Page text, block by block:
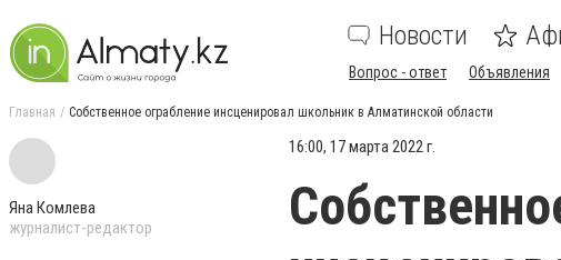
Новости
Вопрос - ответ Объявления
Главная Собственное ограбление инсценировал школьник в Алматинской области
Яна Комлева
журналист-редактор
16:00, 17 марта 2022 г.